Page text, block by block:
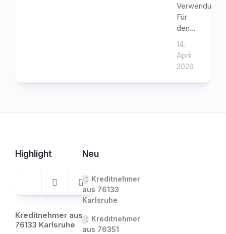
Für
den...
14.
April
2026
Highlight
Kreditnehmer aus
76133 Karlsruhe
Neu
Kreditnehmer
aus 76133
Karlsruhe
Kreditnehmer
aus 76351